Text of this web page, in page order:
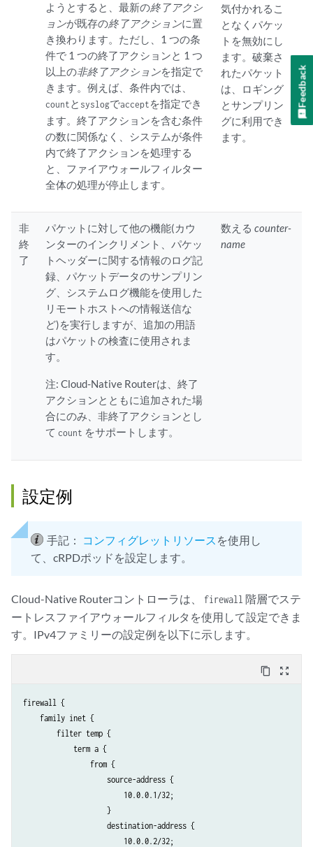
ようとすると、最新の終了アクシ
ョンが既存の終了アクションに置
き換わります。ただし、1 つの条
件で 1 つの終了アクションと 1 つ
以上の非終了アクションを指定で
きます。例えば、条件内では、
countと syslogでacceptを指定でき
ます。終了アクションを含む条件
の数に関係なく、システムが条件
内で終了アクションを処理する
と、ファイアウォールフィルター
全体の処理が停止します。
気付かれるこ
となくパケッ
トを無効にし
ます。破棄さ
れたパケット
は、ロギング
とサンプリン
グに利用でき
ます。
非
終
了
パケットに対して他の機能(カウ
ンターのインクリメント、パケッ
トヘッダーに関する情報のログ記
録、パケットデータのサンプリン
グ、システムログ機能を使用した
リモートホストへの情報送信な
ど)を実行しますが、追加の用語
はパケットの検査に使用されま
す。
注: Cloud-Native Routerは、終了
アクションとともに追加された場
合にのみ、非終了アクションとし
てcount をサポートします。
数えるcounter-
name
設定例
手記： コンフィグレットリソース を使用し
て、cRPDポッドを設定します。
Cloud-Native Routerコントローラは、 firewall 階層でステ
ートレスファイアウォールフィルタを使用して設定できま
す。IPv4ファミリーの設定例を以下に示します。
content_copy zoom_out_map
firewall {
    family inet {
        filter temp {
            term a {
                from {
                    source-address {
                        10.0.0.1/32;
                    }
                    destination-address {
                        10.0.0.2/32;
Feedback